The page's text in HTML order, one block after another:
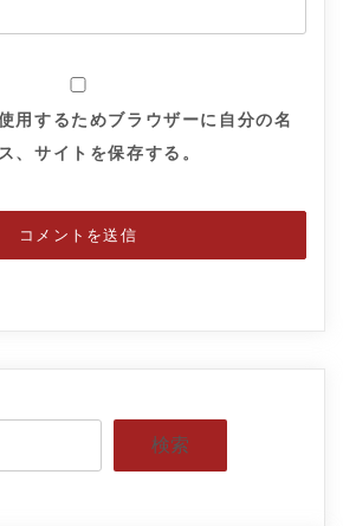
用するためブラウザーに自分の名
、サイトを保存する。
検索